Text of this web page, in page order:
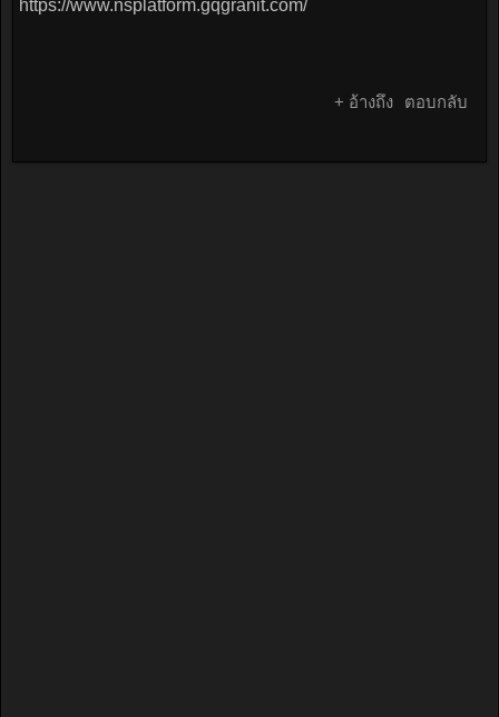
https://www.nsplatform.gqgranit.com/
+ อ้างถึง ตอบกลับ